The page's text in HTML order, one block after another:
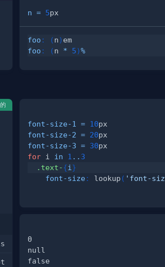
n = 5px
foo : (n) em
foo : (n * 5)%
font-size-1 = 10px
font-size-2 = 20px
font-size-3 = 30px
for i in 1 .. 3
.text-{i }
font-size: lookup ( 'font-